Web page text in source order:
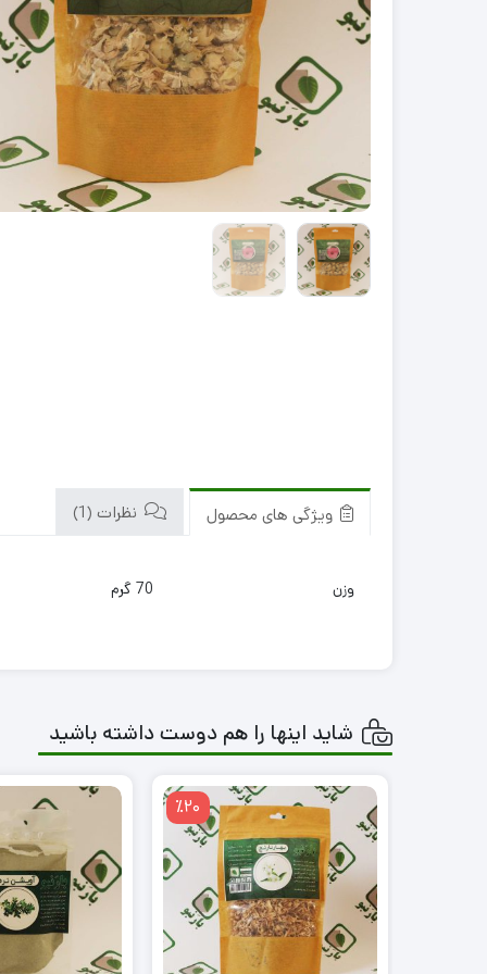
سبک
ویژگی های محصول نظرات (1)
وزن 70 گرم
شاید اینها را هم دوست داشته باشید
٪20